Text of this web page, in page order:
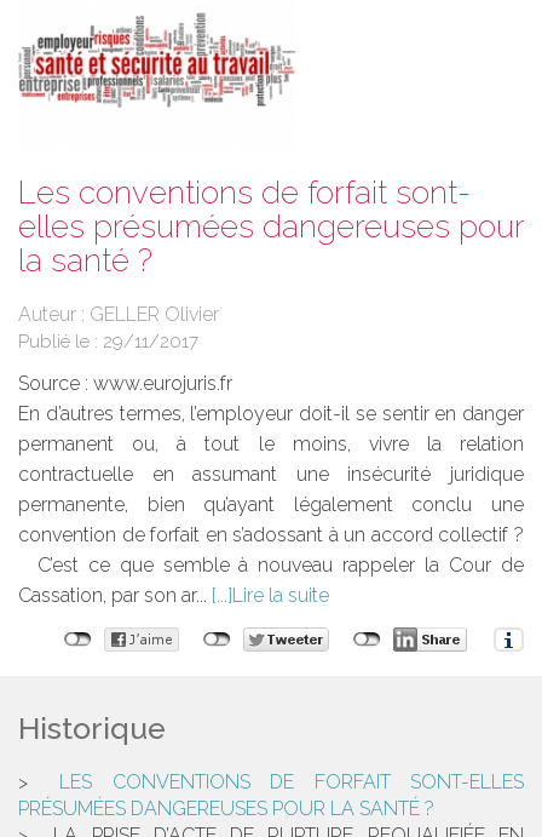
Les conventions de forfait sont-
elles présumées dangereuses pour
la santé ?
Auteur : GELLER Olivier
Publié le : 29/11/2017
Source : www.eurojuris.fr
En d’autres termes, l’employeur doit-il se sentir en danger
permanent ou, à tout le moins, vivre la relation
contractuelle en assumant une insécurité juridique
permanente, bien qu’ayant légalement conclu une
convention de forfait en s’adossant à un accord collectif ?
C’est ce que semble à nouveau rappeler la Cour de
Cassation, par son ar...
Lire la suite
Historique
LES CONVENTIONS DE FORFAIT SONT-ELLES
PRÉSUMÉES DANGEREUSES POUR LA SANTÉ ?